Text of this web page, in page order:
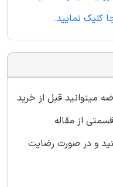
کلیک نمایید.
میتوانید قبل از خرید
از مقاله
کنید و در صورت رضایت